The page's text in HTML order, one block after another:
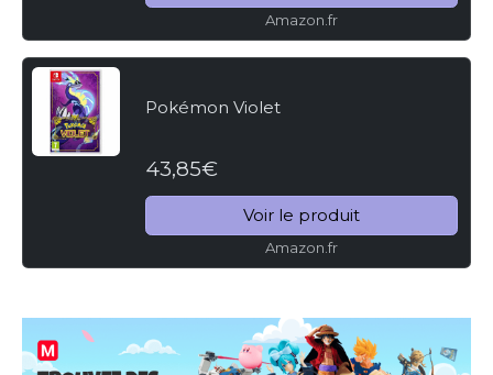
Amazon.fr
Pokémon Violet
43,85€
Voir le produit
Amazon.fr